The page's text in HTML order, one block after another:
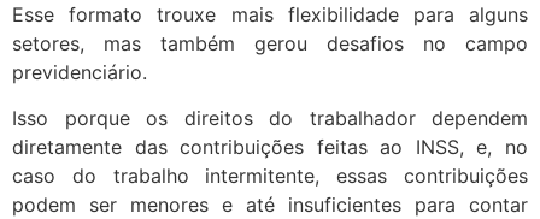
Esse formato trouxe mais flexibilidade para alguns
setores, mas também gerou desafios no campo
previdenciário.
Isso porque os direitos do trabalhador dependem
diretamente das contribuições feitas ao INSS, e, no
caso do trabalho intermitente, essas contribuições
podem ser menores e até insuficientes para contar